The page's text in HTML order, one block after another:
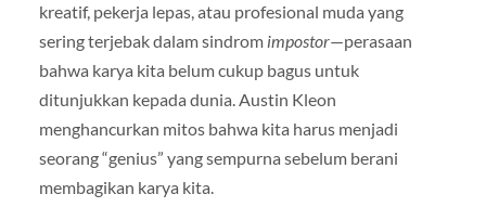
kreatif, pekerja lepas, atau profesional muda yang
sering terjebak dalam sindrom impostor—perasaan
bahwa karya kita belum cukup bagus untuk
ditunjukkan kepada dunia. Austin Kleon
menghancurkan mitos bahwa kita harus menjadi
seorang “genius” yang sempurna sebelum berani
membagikan karya kita.